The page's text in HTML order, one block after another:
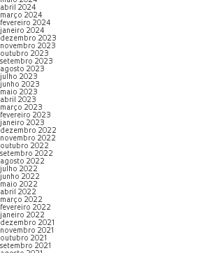
abril 2024
março 2024
fevereiro 2024
janeiro 2024
dezembro 2023
novembro 2023
outubro 2023
setembro 2023
agosto 2023
julho 2023
junho 2023
maio 2023
abril 2023
março 2023
fevereiro 2023
janeiro 2023
dezembro 2022
novembro 2022
outubro 2022
setembro 2022
agosto 2022
julho 2022
junho 2022
maio 2022
abril 2022
março 2022
fevereiro 2022
janeiro 2022
dezembro 2021
novembro 2021
outubro 2021
setembro 2021